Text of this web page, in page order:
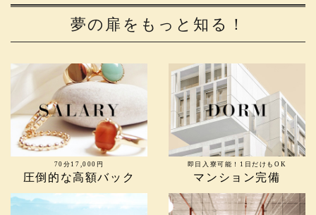
夢の扉をもっと知る！
70分17,000円
圧倒的な高額バック
即日入寮可能！1日だけもOK
マンション完備